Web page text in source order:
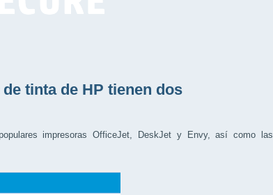
tinta de HP tienen dos
impresoras OfficeJet, DeskJet y Envy, así como las